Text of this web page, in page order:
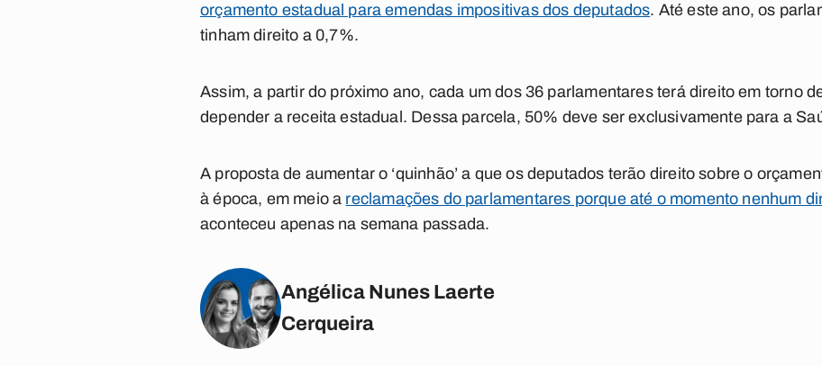
orçamento estadual para emendas impositivas dos deputados. Até este ano, os
tinham direito a 0,7%.
Assim, a partir do próximo ano, cada um dos 36 parlamentares terá direito em torno
depender a receita estadual. Dessa parcela, 50% deve ser exclusivamente para a
A proposta de aumentar o ‘quinhão’ a que os deputados terão direito sobre o
à época, em meio a reclamações do parlamentares porque até o momento nenhum
aconteceu apenas na semana passada.
Angélica Nunes Laerte
Cerqueira